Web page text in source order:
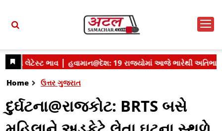
Home ઉત્તર ગુજરાત
દુર્ઘટના@રાજકોટ: BRTS બસે